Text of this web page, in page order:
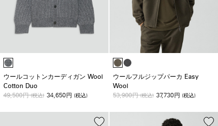
ウールコットンカーディガン Wool
Cotton Duo
49,500円(税込) 34,650 円 (税込)
ウールフルジップパーカ Easy
Wool
53,900円(税込) 37,730 円 (税込)